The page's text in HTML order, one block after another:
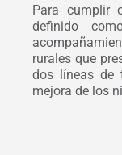
Para cumplir
definido
rurales que
dos líneas de
mejora de los